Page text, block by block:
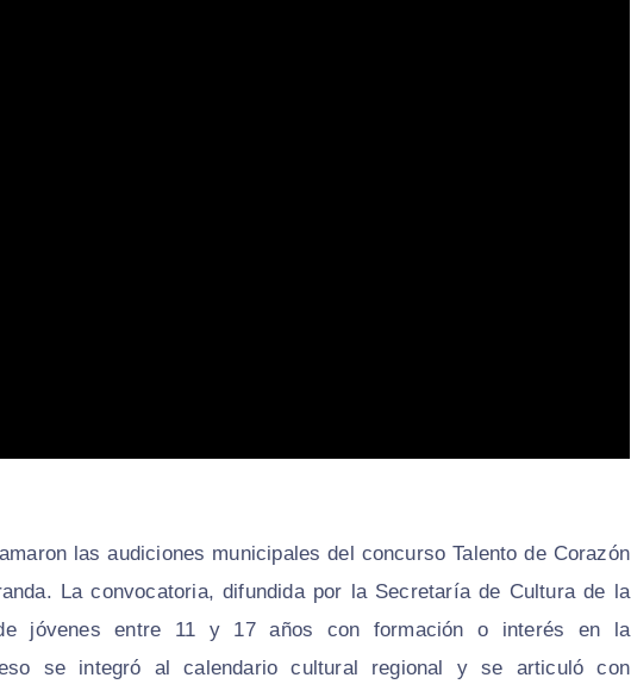
las audiciones municipales del concurso Talento de Corazón
La convocatoria, difundida por la Secretaría de Cultura de la
jóvenes entre 11 y 17 años con formación o interés en la
se integró al calendario cultural regional y se articuló con